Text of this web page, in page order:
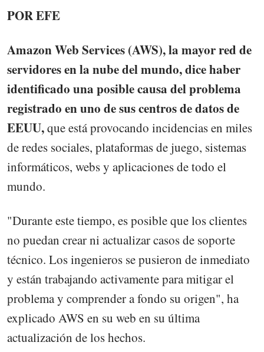
POR EFE
Amazon Web Services (AWS), la mayor red de
servidores en la nube del mundo, dice haber
identificado una posible causa del problema
registrado en uno de sus centros de datos de
EEUU,que está provocando incidencias en miles
de redes sociales, plataformas de juego, sistemas
informáticos, webs y aplicaciones de todo el
mundo.
"Durante este tiempo, es posible que los clientes
no puedan crear ni actualizar casos de soporte
técnico. Los ingenieros se pusieron de inmediato
y están trabajando activamente para mitigar el
problema y comprender a fondo su origen", ha
explicado AWS en su web en su última
actualización de los hechos.